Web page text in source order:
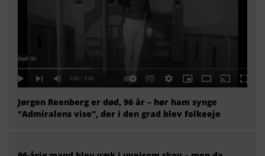
Jørgen Reenberg er død, 96 år – hør ham synge
“Admiralens vise”, der i den grad blev folkeeje